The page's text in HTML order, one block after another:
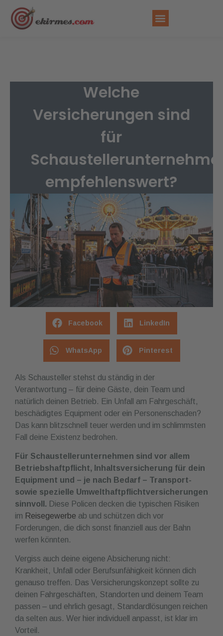
Welche
Versicherungen sind
für
empfehlenswert?
Facebook LinkedIn
WhatsApp Pinterest
Als Schausteller stehst du ständig in der
Verantwortung – für deine Gäste, dein Team und
natürlich deinen Betrieb. Ein Unfall am Fahrgeschäft,
beschädigtes Equipment oder ein Personenschaden?
Das kann blitzschnell teuer werden und im schlimmsten
Fall deine Existenz bedrohen.
Für Schaustellerunternehmen sind vor allem
Betriebshaftpflicht, Inhaltsversicherung für dein
Equipment und – je nach Bedarf – Transport-
sowie spezielle Umwelthaftpflichtversicherungen
sinnvoll. Diese Policen decken die typischen Risiken
im Reisegewerbe ab und schützen dich vor
Forderungen, die dich sonst finanziell aus der Bahn
werfen könnten.
Vergiss auch deine eigene Absicherung nicht:
Krankheit, Unfall oder Berufsunfähigkeit können dich
genauso treffen. Das Versicherungskonzept sollte zu
deinen Fahrgeschäften, Standorten und deinem Team
passen – und ehrlich gesagt, Standardlösungen reichen
da selten aus. Wer hier individuell anpasst, ist klar im
Vorteil.